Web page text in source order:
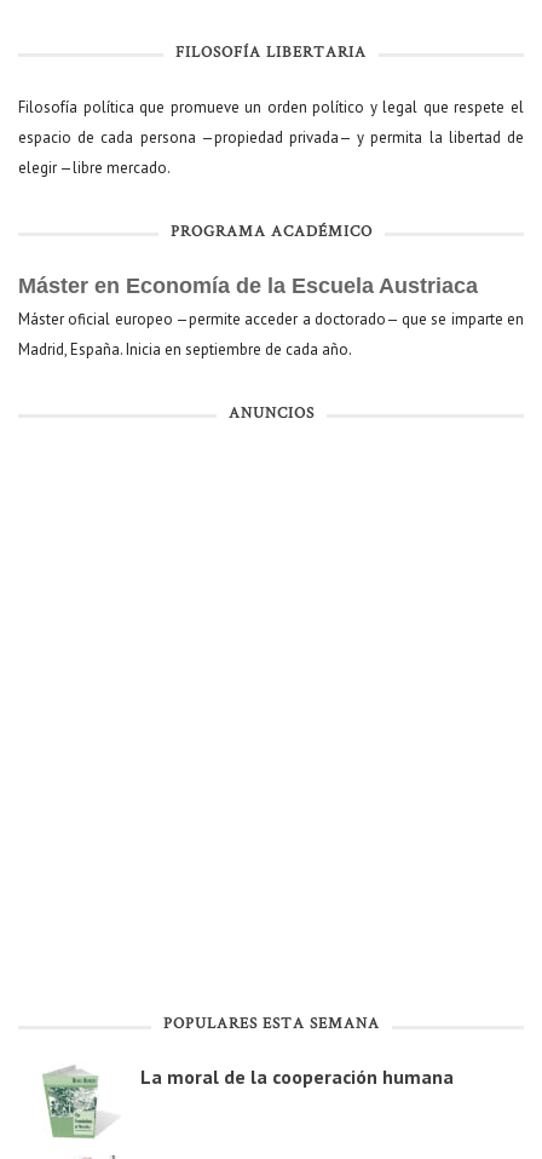
FILOSOFÍA LIBERTARIA
Filosofía política que promueve un orden político y legal que respete el
espacio de cada persona —propiedad privada— y permita la libertad de
elegir —libre mercado.
PROGRAMA ACADÉMICO
Máster en Economía de la Escuela Austriaca
Máster oficial europeo —permite acceder a doctorado— que se imparte en
Madrid, España. Inicia en septiembre de cada año.
ANUNCIOS
POPULARES ESTA SEMANA
La moral de la cooperación humana